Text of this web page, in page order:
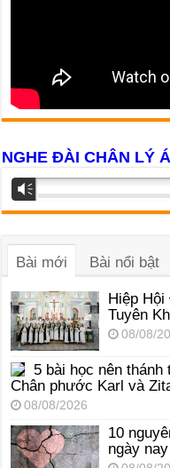
NGHE ĐÀI CHÂN LÝ
Trình
phát
Vm
Bài mới Bài nổi bật
Hiệp
Tuyên
08/08/
5 bài học nên
Chân phước Karl và
08/08/2026
10
ngày